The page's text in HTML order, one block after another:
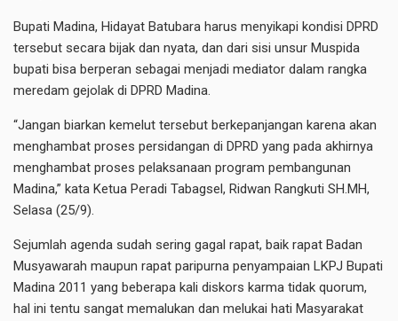
Bupati Madina, Hidayat Batubara harus menyikapi kondisi DPRD
tersebut secara bijak dan nyata, dan dari sisi unsur Muspida
bupati bisa berperan sebagai menjadi mediator dalam rangka
meredam gejolak di DPRD Madina.
“Jangan biarkan kemelut tersebut berkepanjangan karena akan
menghambat proses persidangan di DPRD yang pada akhirnya
menghambat proses pelaksanaan program pembangunan
Madina,” kata Ketua Peradi Tabagsel, Ridwan Rangkuti SH.MH,
Selasa (25/9).
Sejumlah agenda sudah sering gagal rapat, baik rapat Badan
Musyawarah maupun rapat paripurna penyampaian LKPJ Bupati
Madina 2011 yang beberapa kali diskors karma tidak quorum,
hal ini tentu sangat memalukan dan melukai hati Masyarakat